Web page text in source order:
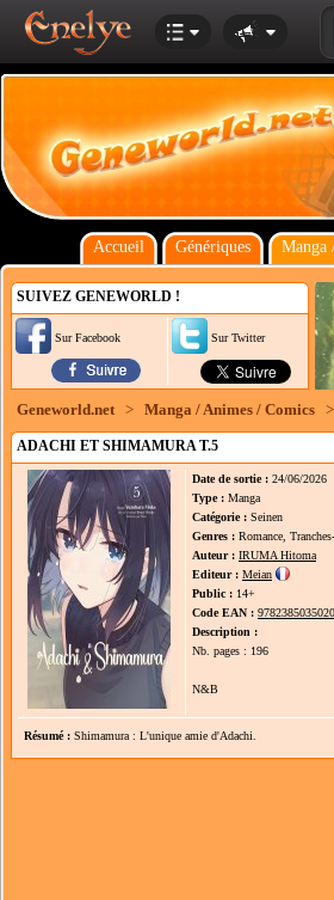
Accueil Génériques Manga
SUIVEZ GENEWORLD !
Sur Facebook Sur Twitter
Geneworld.net > Manga / Animes / Comics >
ADACHI ET SHIMAMURA T.5
Date de sortie : 24/06/2026
Type : Manga
Catégorie : Seinen
Genres : Romance,
Auteur : IRUMA Hitoma
Editeur : Meian
Public : 14+
Code EAN : 9782385035020
Description :
Nb. pages : 196
N&B
Résumé : Shimamura : L'unique amie d'Adachi.